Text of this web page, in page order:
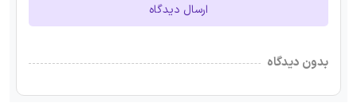
ارسال دیدگاه
بدون دیدگاه